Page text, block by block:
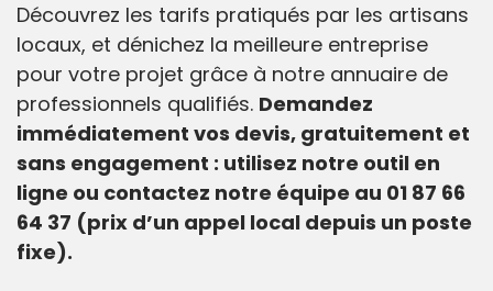
Découvrez les tarifs pratiqués par les artisans
locaux, et dénichez la meilleure entreprise
pour votre projet grâce à notre annuaire de
professionnels qualifiés. Demandez
immédiatement vos devis, gratuitement et
sans engagement : utilisez notre outil en
ligne ou contactez notre équipe au 01 87 66
64 37 (prix d’un appel local depuis un poste
fixe).